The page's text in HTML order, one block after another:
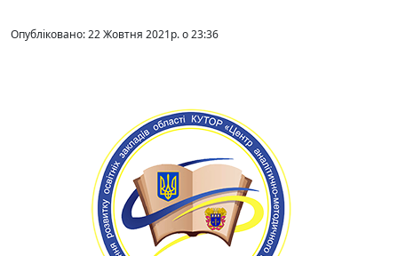
Опубліковано: 22 Жовтня 2021р. о 23:36